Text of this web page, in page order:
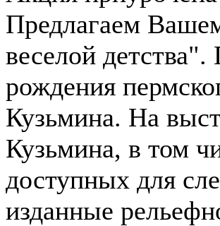
Предлагаем
веселой
рождения
Кузьмина. На
Кузьмина, в том
доступных для
изданные